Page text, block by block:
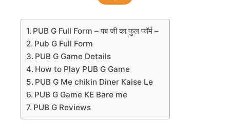
PUB G Full Form – पब जी का फुल फॉर्म –
Pub G Full Form
PUB G Game Details
How to Play PUB G Game
PUB G Me chikin Diner Kaise Le
PUB G Game KE Bare me
PUB G Reviews